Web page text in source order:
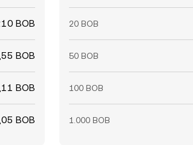
BOB
BOB
BOB
BOB
20 BOB
50 BOB
100 BOB
1.000 BOB